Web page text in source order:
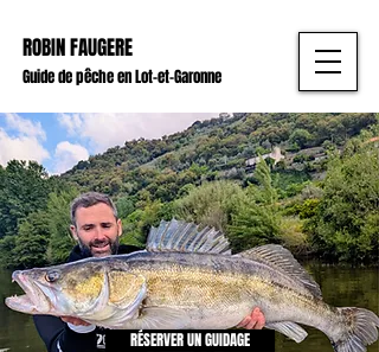
ROBIN FAUGERE
Guide de pêche en Lot-et-Garonne
RÉSERVER UN GUIDAGE